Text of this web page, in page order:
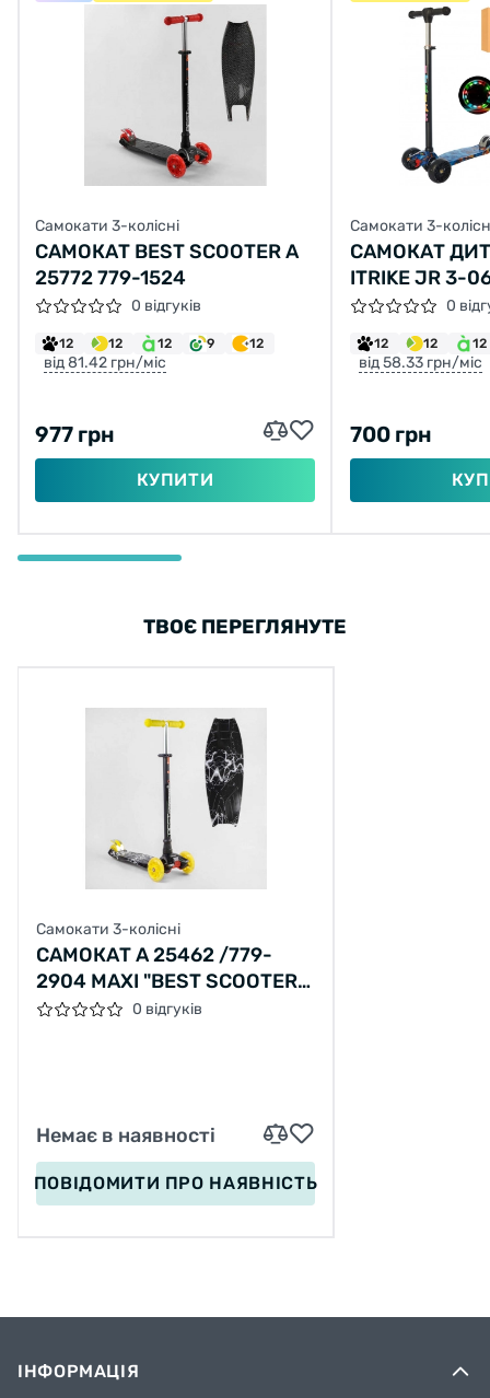
Самокати 3-колісні
САМОКАТ BEST SCOOTER A
25772 779-1524
0 відгуків
12 12 12 9 12
від 81.42 грн/міс
977 грн
КУПИТИ
Самокати 3-
САМОКАТ
ITRIKE JR 3-
0
12 12 12
від 58.33 грн/міс
700 грн
ТВОЄ ПЕРЕГЛЯНУТЕ
Самокати 3-колісні
САМОКАТ А 25462 /779-
2904 MAXI "BEST SCOOTER"
ПЛАСТМАСОВИЙ, 4 КОЛЕСА
0 відгуків
Немає в наявності
ПОВІДОМИТИ ПРО НАЯВНІСТЬ
ІНФОРМАЦІЯ